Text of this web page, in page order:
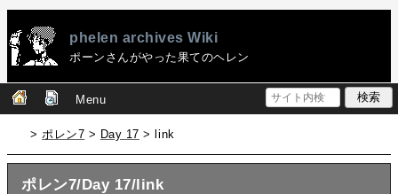
phelen archives Wiki
ポーンさんがやった果てのヘレン
Menu
>ポレン7 > Day 17 > link
ポレン7/Day 17/link